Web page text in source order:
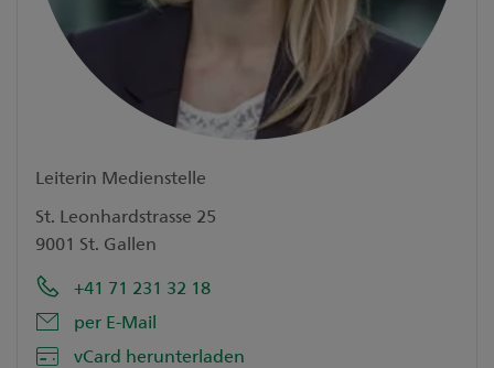
Leiterin Medienstelle
St. Leonhardstrasse 25
9001 St. Gallen
+41 71 231 32 18
per E-Mail
vCard herunterladen